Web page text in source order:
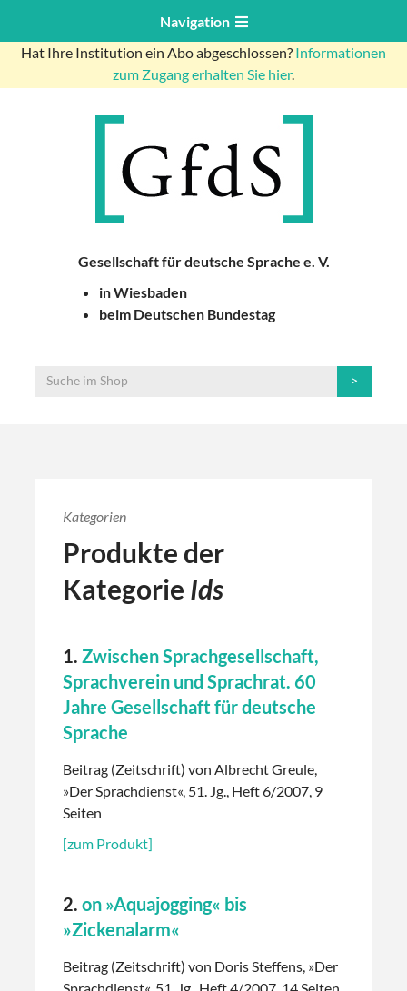
Navigation
Hat Ihre Institution ein Abo abgeschlossen? Informationen
zum Zugang erhalten Sie hier.
Gesellschaft für deutsche Sprache e. V.
in Wiesbaden
beim Deutschen Bundestag
Kategorien
Produkte der
Kategorie Ids
1. Zwischen Sprachgesellschaft,
Sprachverein und Sprachrat. 60
Jahre Gesellschaft für deutsche
Sprache
Beitrag (Zeitschrift) von Albrecht Greule,
»Der Sprachdienst«, 51. Jg., Heft 6/2007, 9
Seiten
[zum Produkt]
2. on »Aquajogging« bis
»Zickenalarm«
Beitrag (Zeitschrift) von Doris Steffens, »Der
Sprachdienst«, 51. Jg., Heft 4/2007, 14 Seiten